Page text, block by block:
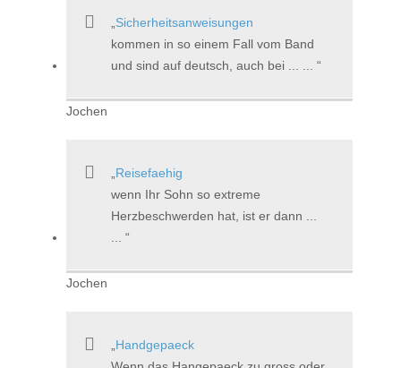
Sicherheitsanweisungen
kommen in so einem Fall vom Band
und sind auf deutsch, auch bei ... ...
Jochen
Reisefaehig
wenn Ihr Sohn so extreme
Herzbeschwerden hat, ist er dann ...
...
Jochen
Handgepaeck